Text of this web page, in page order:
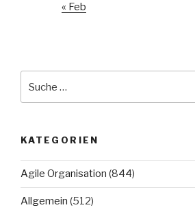
« Feb
nach:
KATEGORIEN
Agile Organisation (844)
Allgemein (512)